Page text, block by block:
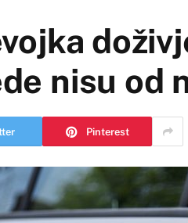
nisu od
Pinterest